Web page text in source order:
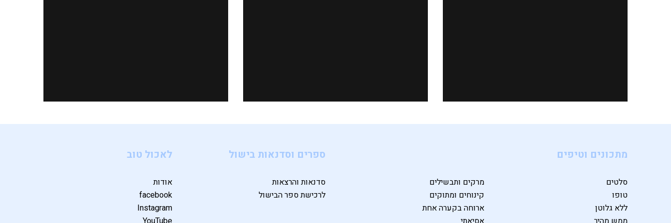
מתכונים וטיפים
סלטים
מרקים ותבשילים
טופו
קינוחים ומתוקים
ללא גלוטן
ארוחה בקערה אחת
ספרים וסדנאות בישול
סדנאות והרצאות
לרכישת ספר הבישול
לאכול טוב
אודות
facebook
Instagram